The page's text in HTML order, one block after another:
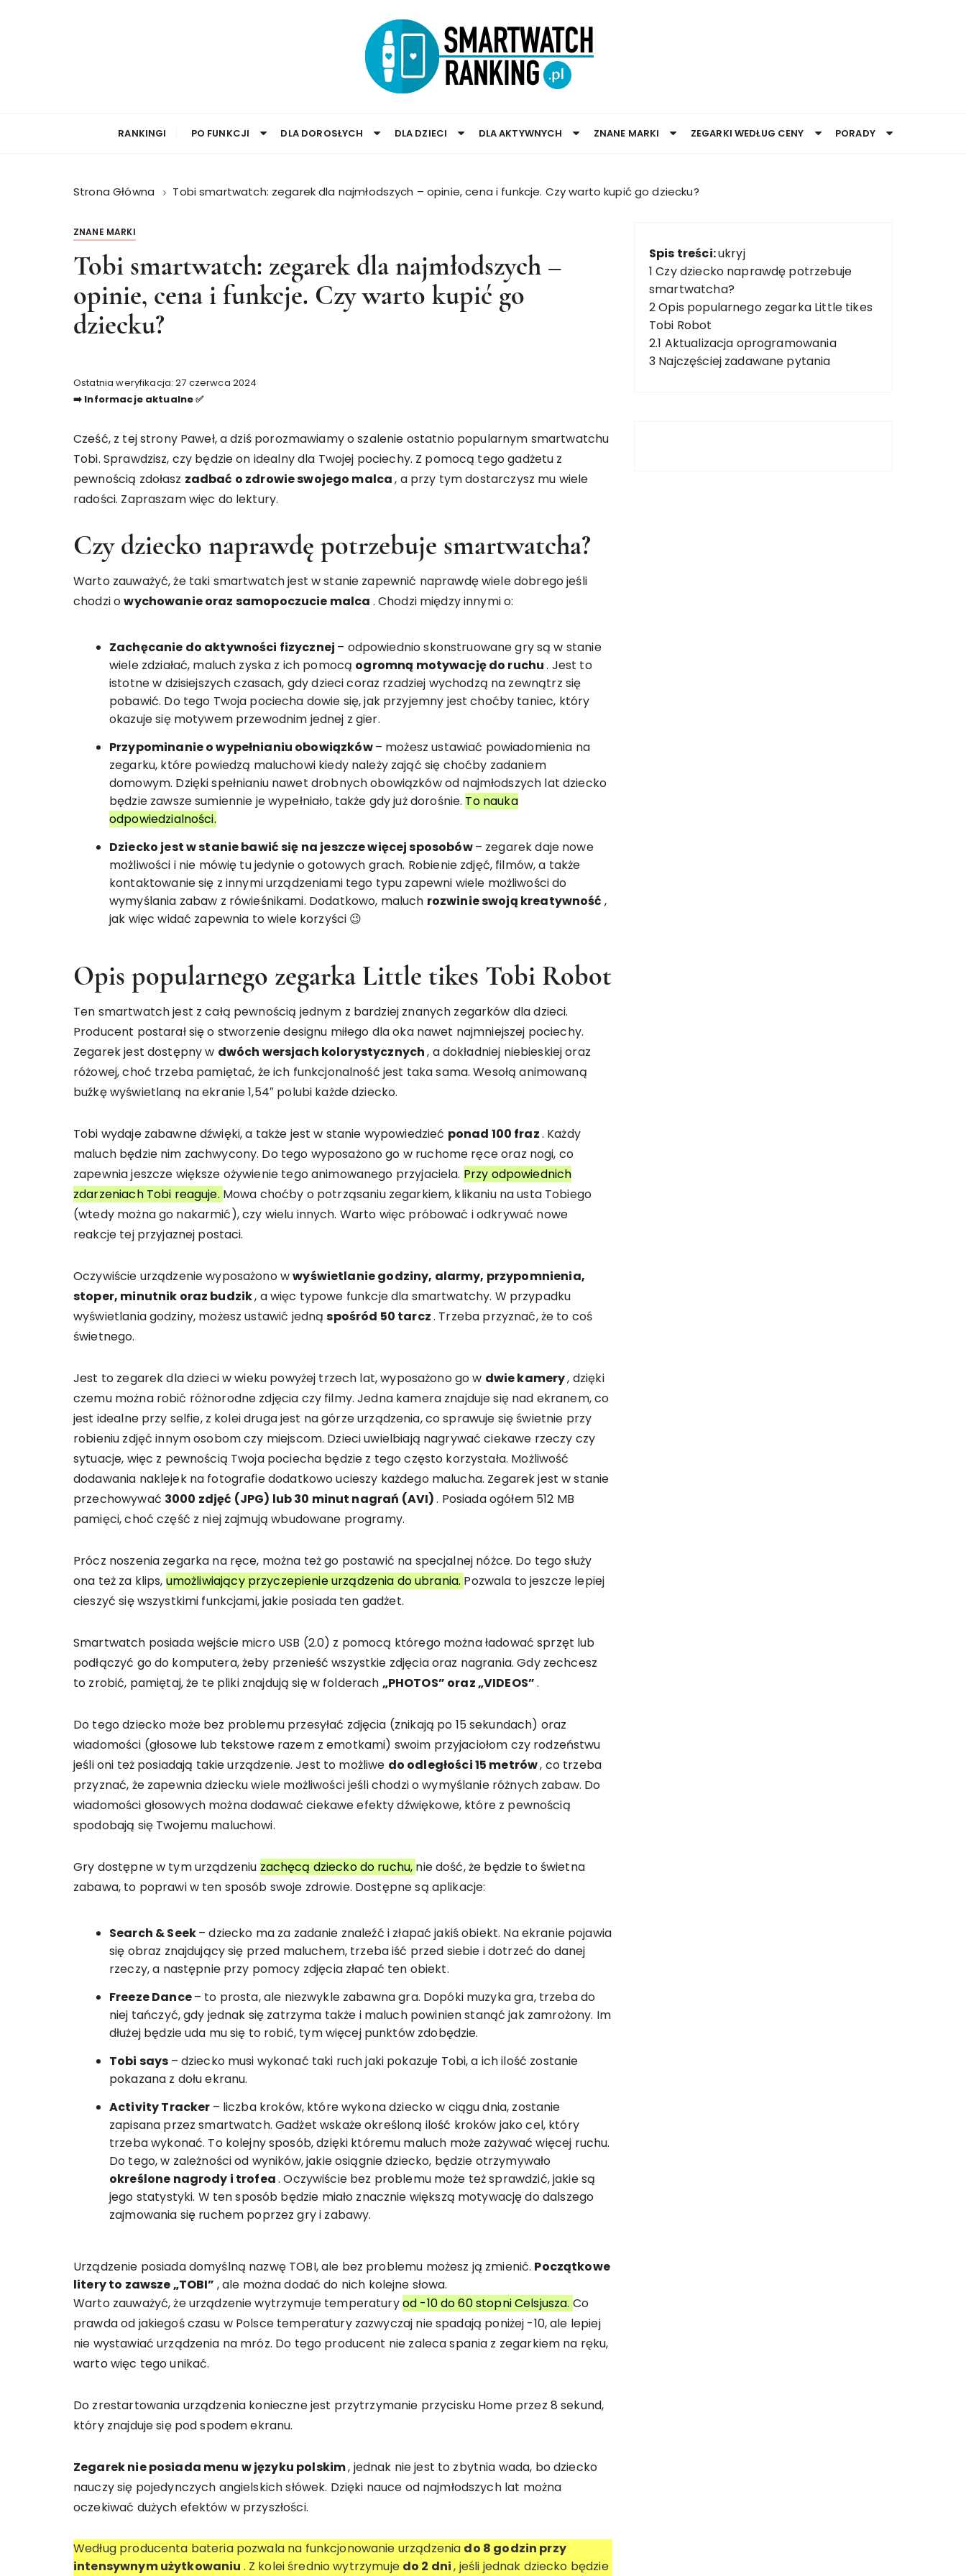
RANKINGI PO FUNKCJI DLA DOROSŁYCH DLA DZIECI DLA AKTYWNYCH ZNANE MARKI ZEGARKI WEDŁUG CENY PORADY
Strona Główna Tobi smartwatch: zegarek dla najmłodszych – opinie, cena i funkcje. Czy warto kupić go dziecku?
ZNANE MARKI
Tobi smartwatch: zegarek dla najmłodszych –
opinie, cena i funkcje. Czy warto kupić go
dziecku?
Ostatnia weryfikacja: 27 czerwca 2024
➡️ Informacje aktualne ✅
Cześć, z tej strony Paweł, a dziś porozmawiamy o szalenie ostatnio popularnym smartwatchu
Tobi. Sprawdzisz, czy będzie on idealny dla Twojej pociechy. Z pomocą tego gadżetu z
pewnością zdołasz zadbać o zdrowie swojego malca, a przy tym dostarczysz mu wiele
radości. Zapraszam więc do lektury.
Czy dziecko naprawdę potrzebuje smartwatcha?
Warto zauważyć, że taki smartwatch jest w stanie zapewnić naprawdę wiele dobrego jeśli
chodzi owychowanie oraz samopoczucie malca . Chodzi między innymi o:
Zachęcanie do aktywności fizycznej – odpowiednio skonstruowane gry są w stanie
wiele zdziałać, maluch zyska z ich pomocą ogromną motywację do ruchu. Jest to
istotne w dzisiejszych czasach, gdy dzieci coraz rzadziej wychodzą na zewnątrz się
pobawić. Do tego Twoja pociecha dowie się, jak przyjemny jest choćby taniec, który
okazuje się motywem przewodnim jednej z gier.
Przypominanie o wypełnianiu obowiązków– możesz ustawiać powiadomienia na
zegarku, które powiedzą maluchowi kiedy należy zająć się choćby zadaniem
domowym. Dzięki spełnianiu nawet drobnych obowiązków od najmłodszych lat dziecko
będzie zawsze sumiennie je wypełniało, także gdy już dorośnie. To nauka
odpowiedzialności.
Dziecko jest w stanie bawić się na jeszcze więcej sposobów– zegarek daje nowe
możliwości i nie mówię tu jedynie o gotowych grach. Robienie zdjęć, filmów, a także
kontaktowanie się z innymi urządzeniami tego typu zapewni wiele możliwości do
wymyślania zabaw z rówieśnikami. Dodatkowo, maluch rozwinie swoją kreatywność ,
jak więc widać zapewnia to wiele korzyści 😉
Opis popularnego zegarka Little tikes Tobi Robot
Ten smartwatch jest z całą pewnością jednym z bardziej znanych zegarków dla dzieci.
Producent postarał się o stworzenie designu miłego dla oka nawet najmniejszej pociechy.
Zegarek jest dostępny w dwóch wersjach kolorystycznych, a dokładniej niebieskiej oraz
różowej, choć trzeba pamiętać, że ich funkcjonalność jest taka sama. Wesołą animowaną
buźkę wyświetlaną na ekranie 1,54″ polubi każde dziecko.
Tobi wydaje zabawne dźwięki, a także jest w stanie wypowiedzieć ponad 100 fraz. Każdy
maluch będzie nim zachwycony. Do tego wyposażono go w ruchome ręce oraz nogi, co
zapewnia jeszcze większe ożywienie tego animowanego przyjaciela. Przy odpowiednich
zdarzeniach Tobi reaguje. Mowa choćby o potrząsaniu zegarkiem, klikaniu na usta Tobiego
(wtedy można go nakarmić), czy wielu innych. Warto więc próbować i odkrywać nowe
reakcje tej przyjaznej postaci.
Oczywiście urządzenie wyposażono wwyświetlanie godziny, alarmy, przypomnienia,
stoper, minutnik oraz budzik, a więc typowe funkcje dla smartwatchy. W przypadku
wyświetlania godziny, możesz ustawić jednąspośród 50 tarcz. Trzeba przyznać, że to coś
świetnego.
Jest to zegarek dla dzieci w wieku powyżej trzech lat, wyposażono go w dwie kamery, dzięki
czemu można robić różnorodne zdjęcia czy filmy. Jedna kamera znajduje się nad ekranem, co
jest idealne przy selfie, z kolei druga jest na górze urządzenia, co sprawuje się świetnie przy
robieniu zdjęć innym osobom czy miejscom. Dzieci uwielbiają nagrywać ciekawe rzeczy czy
sytuacje, więc z pewnością Twoja pociecha będzie z tego często korzystała. Możliwość
dodawania naklejek na fotografie dodatkowo ucieszy każdego malucha. Zegarek jest w stanie
przechowywać 3000 zdjęć (JPG) lub 30 minut nagrań (AVI). Posiada ogółem 512 MB
pamięci, choć część z niej zajmują wbudowane programy.
Prócz noszenia zegarka na ręce, można też go postawić na specjalnej nóżce. Do tego służy
ona też za klips, umożliwiający przyczepienie urządzenia do ubrania. Pozwala to jeszcze lepiej
cieszyć się wszystkimi funkcjami, jakie posiada ten gadżet.
Smartwatch posiada wejście micro USB (2.0) z pomocą którego można ładować sprzęt lub
podłączyć go do komputera, żeby przenieść wszystkie zdjęcia oraz nagrania. Gdy zechcesz
to zrobić, pamiętaj, że te pliki znajdują się w folderach „PHOTOS” oraz „VIDEOS”.
Do tego dziecko może bez problemu przesyłać zdjęcia (znikają po 15 sekundach) oraz
wiadomości (głosowe lub tekstowe razem z emotkami) swoim przyjaciołom czy rodzeństwu
jeśli oni też posiadają takie urządzenie. Jest to możliwe do odległości 15 metrów, co trzeba
przyznać, że zapewnia dziecku wiele możliwości jeśli chodzi o wymyślanie różnych zabaw. Do
wiadomości głosowych można dodawać ciekawe efekty dźwiękowe, które z pewnością
spodobają się Twojemu maluchowi.
Gry dostępne w tym urządzeniu zachęcą dziecko do ruchu, nie dość, że będzie to świetna
zabawa, to poprawi w ten sposób swoje zdrowie. Dostępne są aplikacje:
Search & Seek– dziecko ma za zadanie znaleźć i złapać jakiś obiekt. Na ekranie pojawia
się obraz znajdujący się przed maluchem, trzeba iść przed siebie i dotrzeć do danej
rzeczy, a następnie przy pomocy zdjęcia złapać ten obiekt.
Freeze Dance– to prosta, ale niezwykle zabawna gra. Dopóki muzyka gra, trzeba do
niej tańczyć, gdy jednak się zatrzyma także i maluch powinien stanąć jak zamrożony. Im
dłużej będzie uda mu się to robić, tym więcej punktów zdobędzie.
Tobi says – dziecko musi wykonać taki ruch jaki pokazuje Tobi, a ich ilość zostanie
pokazana z dołu ekranu.
Activity Tracker – liczba kroków, które wykona dziecko w ciągu dnia, zostanie
zapisana przez smartwatch. Gadżet wskaże określoną ilość kroków jako cel, który
trzeba wykonać. To kolejny sposób, dzięki któremu maluch może zażywać więcej ruchu.
Do tego, w zależności od wyników, jakie osiągnie dziecko, będzie otrzymywało
określone nagrody i trofea. Oczywiście bez problemu może też sprawdzić, jakie są
jego statystyki. W ten sposób będzie miało znacznie większą motywację do dalszego
zajmowania się ruchem poprzez gry i zabawy.
Urządzenie posiada domyślną nazwę TOBI, ale bez problemu możesz ją zmienić. Początkowe
litery to zawsze „TOBI” , ale można dodać do nich kolejne słowa.
Warto zauważyć, że urządzenie wytrzymuje temperaturyod -10 do 60 stopni Celsjusza. Co
prawda od jakiegoś czasu w Polsce temperatury zazwyczaj nie spadają poniżej -10, ale lepiej
nie wystawiać urządzenia na mróz. Do tego producent nie zaleca spania z zegarkiem na ręku,
warto więc tego unikać.
Do zrestartowania urządzenia konieczne jest przytrzymanie przycisku Home przez 8 sekund,
który znajduje się pod spodem ekranu.
Zegarek nie posiada menu w języku polskim, jednak nie jest to zbytnia wada, bo dziecko
nauczy się pojedynczych angielskich słówek. Dzięki nauce od najmłodszych lat można
oczekiwać dużych efektów w przyszłości.
Według producenta bateria pozwala na funkcjonowanie urządzenia do 8 godzin przy
intensywnym użytkowaniu . Z kolei średnio wytrzymuje do 2 dni, jeśli jednak dziecko będzie
Spis treści:ukryj
1Czy dziecko naprawdę potrzebuje
smartwatcha?
2Opis popularnego zegarka Little tikes
Tobi Robot
2.1 Aktualizacja oprogramowania
3 Najczęściej zadawane pytania